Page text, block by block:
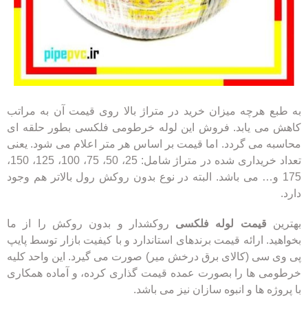
به طبع هرچه میزان خرید در متراژ بالا روی قیمت آن به مراتب
کاهش می یابد. فروش این لوله خرطومی فلکسی بطور حلقه ای
محاسبه می گردد. اما قیمت بر اساس هر متر اعلام می شود. یعنی
تعداد خریداری شده در متراژ شامل: 25، 50، 75، 100، 125، 150،
175 و… می باشد. البته در نوع بدون روکش رول بالاتر هم وجود
دارد.
بهترین قیمت لوله فلکسی روکشدار و بدون روکش را از ما
بخواهید. ارائه قیمت برندهای استاندارد و با کیفیت بازار توسط پایپ
پی وی سی (کالای برق درخش میر) صورت می گیرد. این واحد کلیه
خرطومی ها را بصورت عمده قیمت گذاری کرده، و آماده همکاری
با پروژه ها و انبوه سازان نیز می باشد.